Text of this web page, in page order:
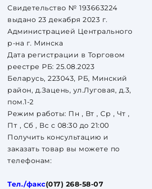
Свидетельство № 193663224
выдано 23 декабря 2023 г.
Администрацией Центрального
р-на г. Минска
Дата регистрации в Торговом
реестре РБ: 25.08.2023
Беларусь, 223043, РБ, Минский
район, д.Зацень, ул.Луговая, д.3,
пом.1-2
Режим работы: Пн , Вт , Ср , Чт ,
Пт , Сб , Вс c 08:30 до 21:00
Получить консультацию и
заказать товар вы можете по
телефонам:
Тел./факс(017) 268-58-07